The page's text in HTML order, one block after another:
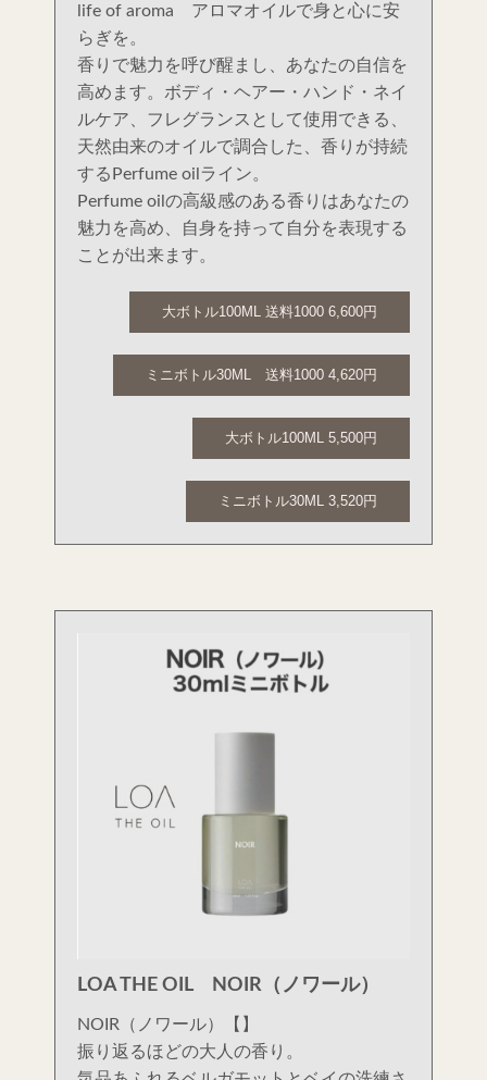
life of aroma アロマオイルで身と心に安
らぎを。
香りで魅力を呼び醒まし、あなたの自信を
高めます。ボディ・ヘアー・ハンド・ネイ
ルケア、フレグランスとして使用できる、
天然由来のオイルで調合した、香りが持続
するPerfume oilライン。
Perfume oilの高級感のある香りはあなたの
魅力を高め、自身を持って自分を表現する
ことが出来ます。
大ボトル100ML 送料1000 6,600円
ミニボトル30ML 送料1000 4,620円
大ボトル100ML 5,500円
ミニボトル30ML 3,520円
LOA THE OIL NOIR（ノワール）
NOIR（ノワール）【】
振り返るほどの大人の香り。